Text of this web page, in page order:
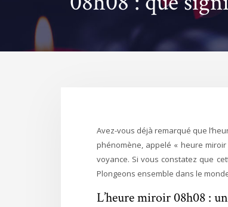
Avez-vous déjà remarqué que
phénomène, appelé « heure
voyance. Si vous constatez que
Plongeons ensemble dans le
L’heure miroir 08h08 :